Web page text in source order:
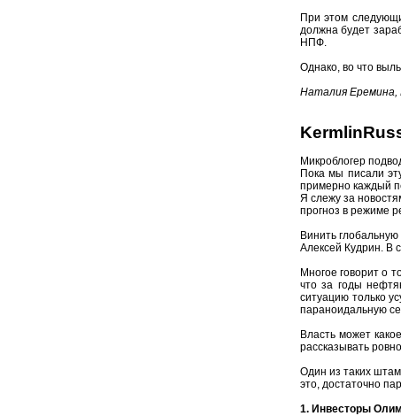
При этом
должна будет
НПФ.
Однако, во что
Наталия Еремина,
Микроблогер
Пока мы писали
примерно каждый
Я слежу за
прогноз в режиме
Винить
Алексей Кудрин. В
Многое говорит о
что за годы
ситуацию только
параноидальную
Власть может
рассказывать
Один из таких
это, достаточно
1. Инвесторы